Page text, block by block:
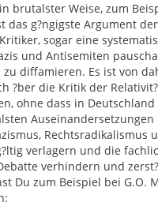
brutalster Weise, zum
das g?ngigste Argument der
sogar eine
und Antisemiten
diffamieren. Es ist von
?ber die Kritik der
ohne dass in
Auseinandersetzungen
Rechtsradikalismus
verlagern und die
verhindern und
Du zum Beispiel bei G.O.